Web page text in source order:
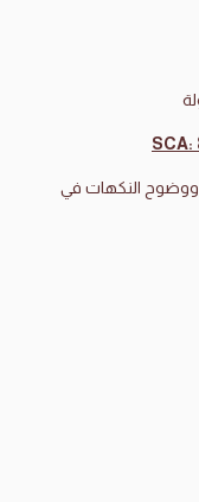
ووضوح النكهات في